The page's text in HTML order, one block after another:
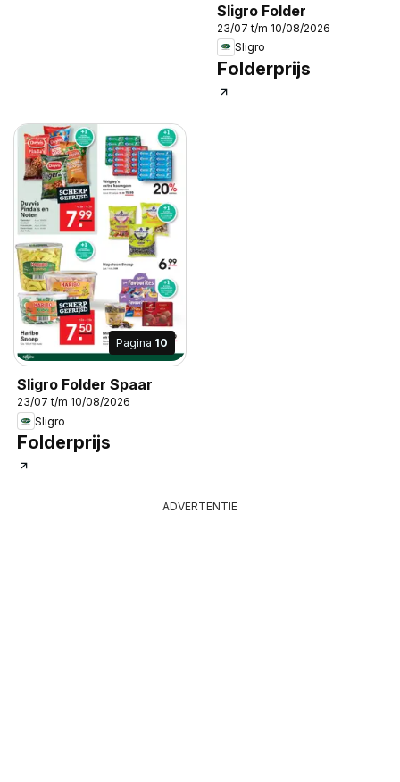
Sligro Folder
23/07 t/m 10/08/2026
Sligro
Folderprijs
Pagina 10
Sligro Folder Spaar
23/07 t/m 10/08/2026
Sligro
Folderprijs
ADVERTENTIE